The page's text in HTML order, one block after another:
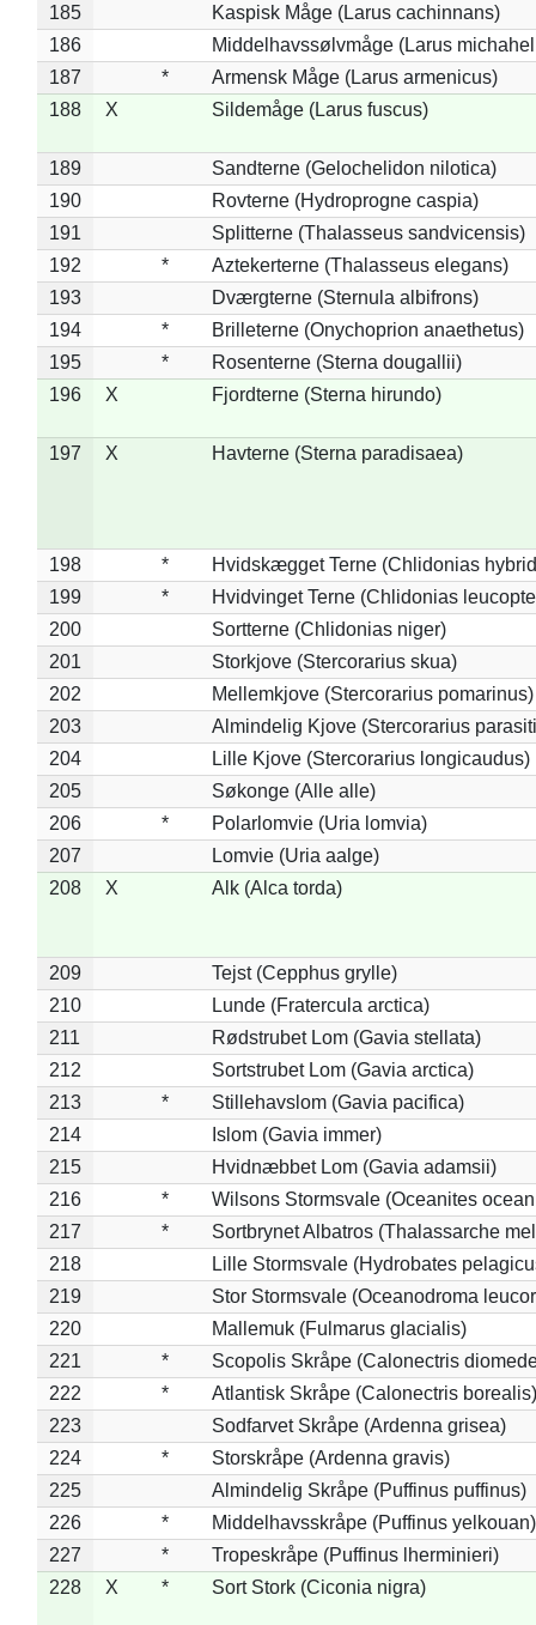
185
Kaspisk Måge (Larus cachinnans)
186
Middelhavssølvmåge (Larus
187
*
Armensk Måge (Larus armenicus)
188
X Sildemåge (Larus fuscus)
189
Sandterne (Gelochelidon nilotica)
190
Rovterne (Hydroprogne caspia)
191
Splitterne (Thalasseus sandvicensis)
192
*
Aztekerterne (Thalasseus elegans)
193
Dværgterne (Sternula albifrons)
194
*
Brilleterne (Onychoprion anaethetus)
195
*
Rosenterne (Sterna dougallii)
196
X Fjordterne (Sterna hirundo)
197 X Havterne (Sterna paradisaea)
198 *
Hvidskægget Terne (Chlidonias
199
*
Hvidvinget Terne (Chlidonias
200
Sortterne (Chlidonias niger)
201
Storkjove (Stercorarius skua)
202
Mellemkjove (Stercorarius pomarinus)
203
Almindelig Kjove (Stercorarius
204
Lille Kjove (Stercorarius longicaudus)
205
Søkonge (Alle alle)
206
*
Polarlomvie (Uria lomvia)
207
Lomvie (Uria aalge)
208
X Alk (Alca torda)
209
Tejst (Cepphus grylle)
210
Lunde (Fratercula arctica)
211
Rødstrubet Lom (Gavia stellata)
212
Sortstrubet Lom (Gavia arctica)
213
*
Stillehavslom (Gavia pacifica)
214
Islom (Gavia immer)
215
Hvidnæbbet Lom (Gavia adamsii)
216
*
Wilsons Stormsvale (Oceanites
217
*
Sortbrynet Albatros (Thalassarche
218
Lille Stormsvale (Hydrobates
219
Stor Stormsvale (Oceanodroma
220
Mallemuk (Fulmarus glacialis)
221
*
Scopolis Skråpe (Calonectris
222
*
Atlantisk Skråpe (Calonectris borealis)
223
Sodfarvet Skråpe (Ardenna grisea)
224
*
Storskråpe (Ardenna gravis)
225
Almindelig Skråpe (Puffinus puffinus)
226
*
Middelhavsskråpe (Puffinus yelkouan)
227
*
Tropeskråpe (Puffinus lherminieri)
228
X * Sort Stork (Ciconia nigra)